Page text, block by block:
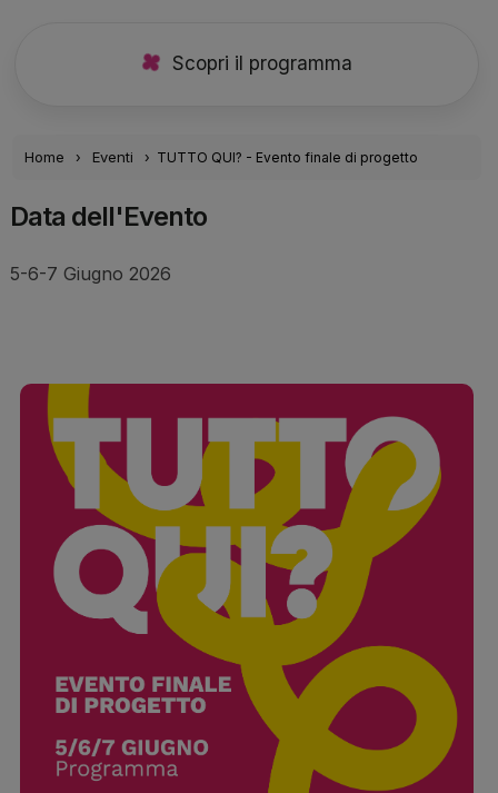
Scopri il programma
Home Eventi TUTTO QUI? - Evento finale di progetto
Data dell'Evento
5-6-7 Giugno 2026